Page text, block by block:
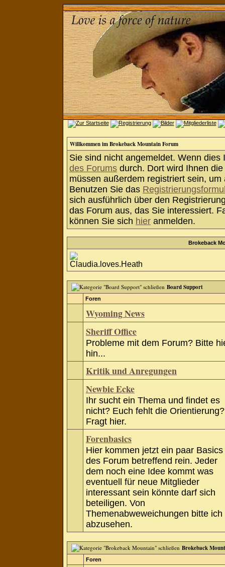
Willkommen im Brokeback Mountain Forum
Sie sind nicht angemeldet. Wenn
des Forums durch. Dort wird Ihnen
müssen außerdem registriert sein,
Benutzen Sie das
sich ausführlich über den
das Forum aus, das Sie interessiert.
können Sie sich hier anmelden.
Brokeback
Board Support
Foren
Wyoming News
Sheriff Office
Probleme mit dem Forum? Bitte
hin...
Kritik und Anregungen
Newbie Ecke
Ihr sucht ein Thema und findet es
nicht? Euch fehlt die Orientierung?
Fragt hier.
Forenbasics
Hier kommen jetzt ein paar Basics
des Forum betreffend rein. Jeder
dem noch eine Idee kommt was
eventuell für neue Mitglieder
interessant sein könnte darf sich
beteiligen. Von
Themenabweweichungen bitte ich
abzusehen.
Brokeback
Foren